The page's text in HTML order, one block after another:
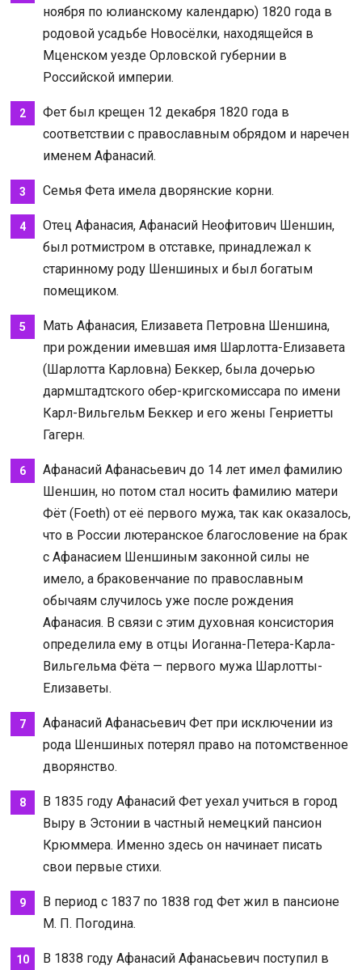
ноября по юлианскому календарю) 1820 года в
родовой усадьбе Новосёлки, находящейся в
Мценском уезде Орловской губернии в
Российской империи.
Фет был крещен 12 декабря 1820 года в
соответствии с православным обрядом и наречен
именем Афанасий.
Семья Фета имела дворянские корни.
Отец Афанасия, Афанасий Неофитович Шеншин,
был ротмистром в отставке, принадлежал к
старинному роду Шеншиных и был богатым
помещиком.
Мать Афанасия, Елизавета Петровна Шеншина,
при рождении имевшая имя Шарлотта-Елизавета
(Шарлотта Карловна) Беккер, была дочерью
дармштадтского обер-кригскомиссара по имени
Карл-Вильгельм Беккер и его жены Генриетты
Гагерн.
Афанасий Афанасьевич до 14 лет имел фамилию
Шеншин, но потом стал носить фамилию матери
Фёт (Foeth) от её первого мужа, так как оказалось,
что в России лютеранское благословение на брак
с Афанасием Шеншиным законной силы не
имело, а браковенчание по православным
обычаям случилось уже после рождения
Афанасия. В связи с этим духовная консистория
определила ему в отцы Иоганна-Петера-Карла-
Вильгельма Фёта — первого мужа Шарлотты-
Елизаветы.
Афанасий Афанасьевич Фет при исключении из
рода Шеншиных потерял право на потомственное
дворянство.
В 1835 году Афанасий Фет уехал учиться в город
Выру в Эстонии в частный немецкий пансион
Крюммера. Именно здесь он начинает писать
свои первые стихи.
В период с 1837 по 1838 год Фет жил в пансионе
М. П. Погодина.
В 1838 году Афанасий Афанасьевич поступил в